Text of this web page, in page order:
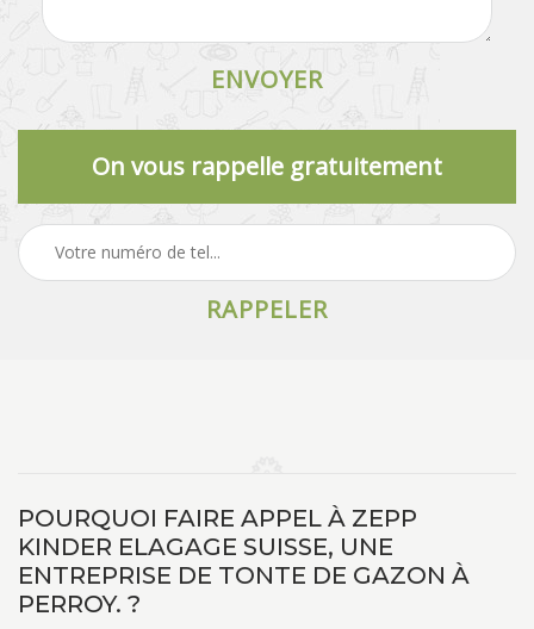
On vous rappelle gratuitement
POURQUOI FAIRE APPEL À ZEPP
KINDER ELAGAGE SUISSE, UNE
ENTREPRISE DE TONTE DE GAZON À
PERROY. ?